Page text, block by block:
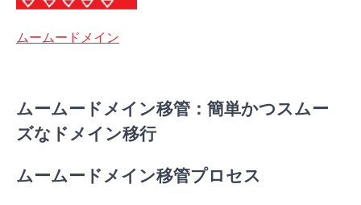
ムームードメイン
ムームードメイン移管：簡単かつスムー
ズなドメイン移行
ムームードメイン移管プロセス